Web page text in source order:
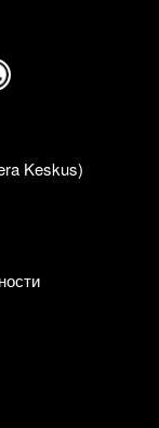
Keskus)